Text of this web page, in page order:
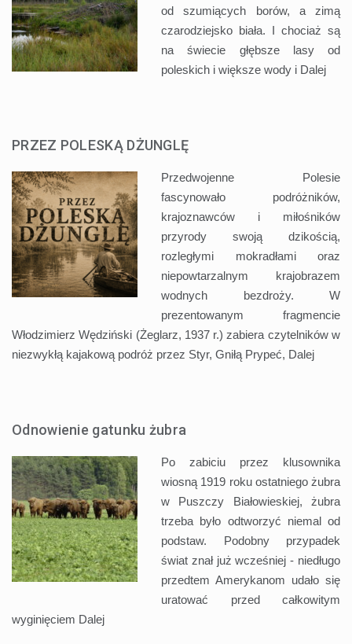
od szumiących borów, a zimą
czarodziejsko biała. I chociaż są
na świecie głębsze lasy od
poleskich i większe wody i Dalej
PRZEZ POLESKĄ DŻUNGLĘ
Przedwojenne Polesie
fascynowało podróżników,
krajoznawców i miłośników
przyrody swoją dzikością,
rozległymi mokradłami oraz
niepowtarzalnym krajobrazem
wodnych bezdroży. W
prezentowanym fragmencie
Włodzimierz Wędziński (Żeglarz, 1937 r.) zabiera czytelników w
niezwykłą kajakową podróż przez Styr, Gniłą Prypeć, Dalej
Odnowienie gatunku żubra
Po zabiciu przez klusownika
wiosną 1919 roku ostatniego żubra
w Puszczy Białowieskiej, żubra
trzeba było odtworzyć niemal od
podstaw. Podobny przypadek
świat znał już wcześniej - niedługo
przedtem Amerykanom udało się
uratować przed całkowitym
wyginięciem Dalej